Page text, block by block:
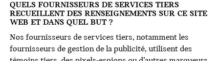
QUELS FOURNISSEURS DE SERVICES TIERS
RECUEILLENT DES RENSEIGNEMENTS SUR CE SITE
WEB ET DANS QUEL BUT ?
Nos fournisseurs de services tiers, notamment les
fournisseurs de gestion de la publicité, utilisent des